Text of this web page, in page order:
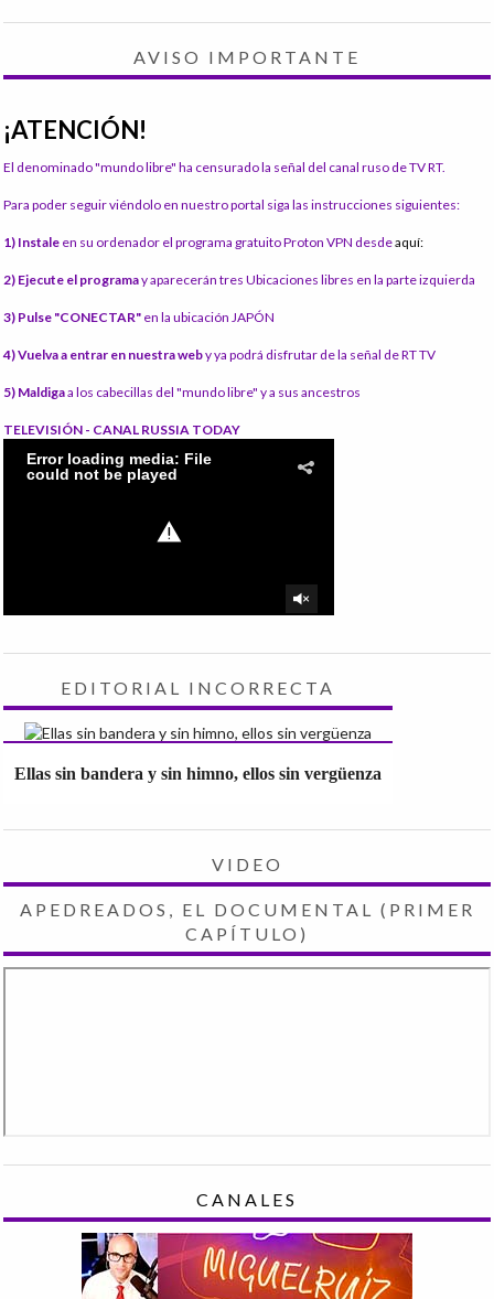
AVISO IMPORTANTE
¡ATENCIÓN!
El denominado "mundo libre" ha censurado la señal del canal ruso de TV RT.
Para poder seguir viéndolo en nuestro portal siga las instrucciones siguientes:
1) Instale en su ordenador el programa gratuito Proton VPN desdeaquí:
2) Ejecute el programay aparecerán tres Ubicaciones libres en la parte izquierda
3) Pulse "CONECTAR" en la ubicación JAPÓN
4) Vuelva a entrar en nuestra weby ya podrá disfrutar de la señal de RT TV
5) Maldigaa los cabecillas del "mundo libre" y a sus ancestros
TELEVISIÓN - CANAL RUSSIA TODAY
EDITORIAL INCORRECTA
Ellas sin bandera y sin himno, ellos sin vergüenza
VIDEO
APEDREADOS, EL DOCUMENTAL (PRIMER
CAPÍTULO)
CANALES